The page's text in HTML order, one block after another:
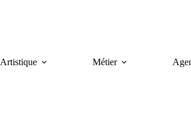
Artistique Métier